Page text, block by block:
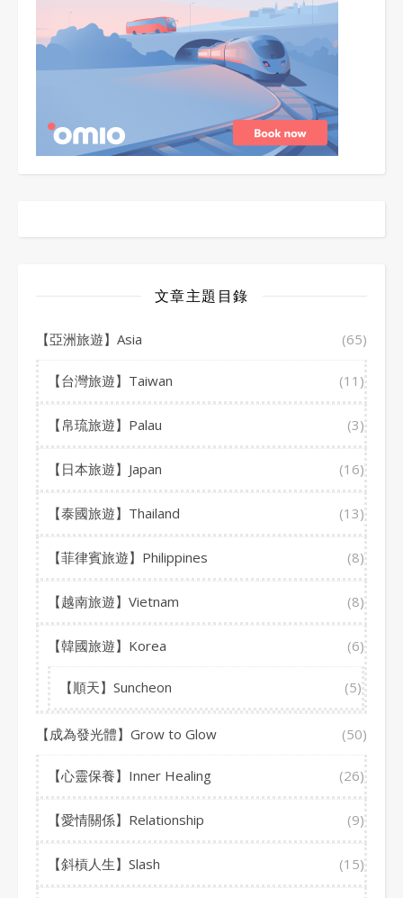
文章主題目錄
【亞洲旅遊】Asia (65)
【台灣旅遊】Taiwan (11)
【帛琉旅遊】Palau (3)
【日本旅遊】Japan (16)
【泰國旅遊】Thailand (13)
【菲律賓旅遊】Philippines (8)
【越南旅遊】Vietnam (8)
【韓國旅遊】Korea (6)
【順天】Suncheon (5)
【成為發光體】Grow to Glow (50)
【心靈保養】Inner Healing (26)
【愛情關係】Relationship (9)
【斜槓人生】Slash (15)